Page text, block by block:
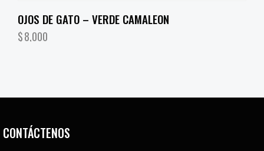
OJOS DE GATO – VERDE CAMALEON
$8,000
CONTÁCTENOS